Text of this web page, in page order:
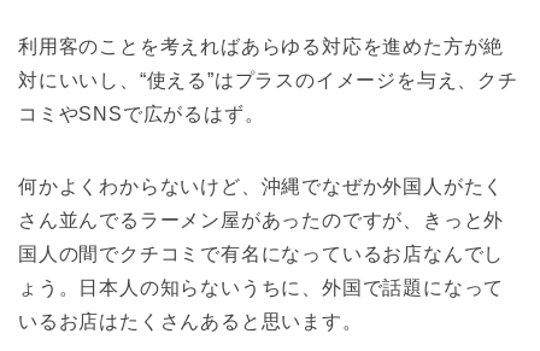
利用客のことを考えればあらゆる対応を進めた方が絶
対にいいし、“使える”はプラスのイメージを与え、クチ
コミやSNSで広がるはず。
何かよくわからないけど、沖縄でなぜか外国人がたく
さん並んでるラーメン屋があったのですが、きっと外
国人の間でクチコミで有名になっているお店なんでし
ょう。日本人の知らないうちに、外国で話題になって
いるお店はたくさんあると思います。